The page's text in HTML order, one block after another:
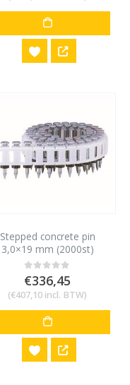
Stepped concrete pin
3,0×19 mm (2000st)
0out of 5
€336,45
(€407,10 incl. BTW)